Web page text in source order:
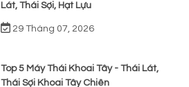
Lát, Thái Sợi, Hạt Lựu
29 Tháng 07, 2026
Top 5 Máy Thái Khoai Tây - Thái Lát,
Thái Sợi Khoai Tây Chiên